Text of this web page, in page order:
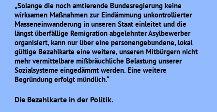
„Solange die noch amtierende Bundesregierung keine
wirksamen Maßnahmen zur Eindämmung unkontrollierter
Masseneinwanderung in unseren Staat einleitet und die
längst überfällige Remigration abgelehnter Asylbewerber
organisiert, kann nur über eine personengebundene, lokal
gültige Bezahlkarte eine weitere, unseren Mitbürgern nicht
mehr vermittelbare mißbräuchliche Belastung unserer
Sozialsysteme eingedämmt werden. Eine weitere
Begründung erfolgt mündlich.“
Die Bezahlkarte in der Politik.